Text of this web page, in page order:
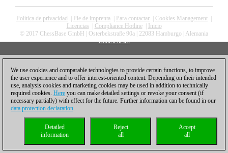
Política de privacidad Pie de imprenta Para contactar Cookies Management
Licencias
Compliance Hotline|
Inicio
© 2017 ChessBase GmbH | Osterbekstraße 90a | 22083 Hamburgo | Alemania
coldest news
We use cookies and comparable technologies to provide certain functions, to improve
the user experience and to offer interest-oriented content. Depending on their intended
use, analysis cookies and marketing cookies may be used in addition to technically
required cookies. Here you can make detailed settings or revoke your consent (if
necessary partially) with effect for the future. Further information can be found in our
data protection declaration.
Accept
all
Reject
all
Detailed
information